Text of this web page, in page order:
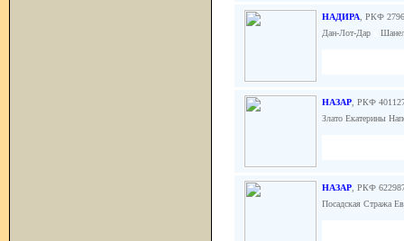
НАДИРА , РКФ
Дан-Лот-Дар
НАЗАР , РКФ
Злато Екатерины
НАЗАР , РКФ
Посадская Стража